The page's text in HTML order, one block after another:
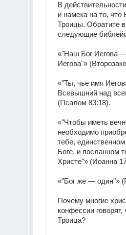
В
и намека на то, что
Троицы. Обратите
следующие
«"Наш Бог Иегова
Иегова"»
«"Ты, чье имя
Всевышний над
(Псалом 83:18).
«"Чтобы иметь
необходимо
тебе,
Боге, и посланном
Христе"» (Иоанна
«"Бог же — один"»
Почему многие
конфессии
Троица?